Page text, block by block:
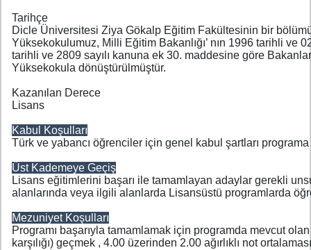
Tarihçe
Dicle Üniversitesi Ziya Gökalp Eğitim Fakültesinin bir
Yüksekokulumuz, Milli Eğitim Bakanlığı’ nın 1996 tarihli ve
tarihli ve 2809 sayılı kanuna ek 30. maddesine göre
Yüksekokula dönüştürülmüştür.
Kazanılan Derece
Lisans
Kabul Koşulları
Türk ve yabancı öğrenciler için genel kabul şartları
Üst Kademeye Geçiş
Lisans eğitimlerini başarı ile tamamlayan adaylar gerekli
alanlarında veya ilgili alanlarda Lisansüstü programlarda
Mezuniyet Koşulları
Programı başarıyla tamamlamak için programda mevcut
karşılığı) geçmek , 4.00 üzerinden 2.00 ağırlıklı not